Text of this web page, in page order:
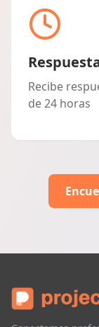
Recibe
de 24 horas